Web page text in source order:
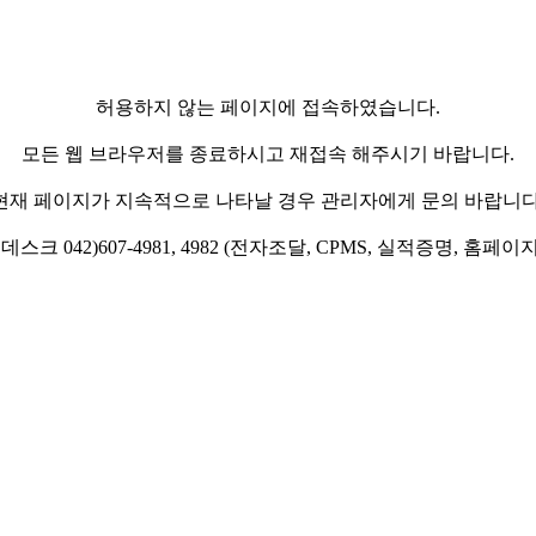
허용하지 않는 페이지에 접속하였습니다.
모든 웹 브라우저를 종료하시고 재접속 해주시기 바랍니다.
재 페이지가 지속적으로 나타날 경우 관리자에게 문의 바랍니
스크 042)607-4981, 4982 (전자조달, CPMS, 실적증명, 홈페이